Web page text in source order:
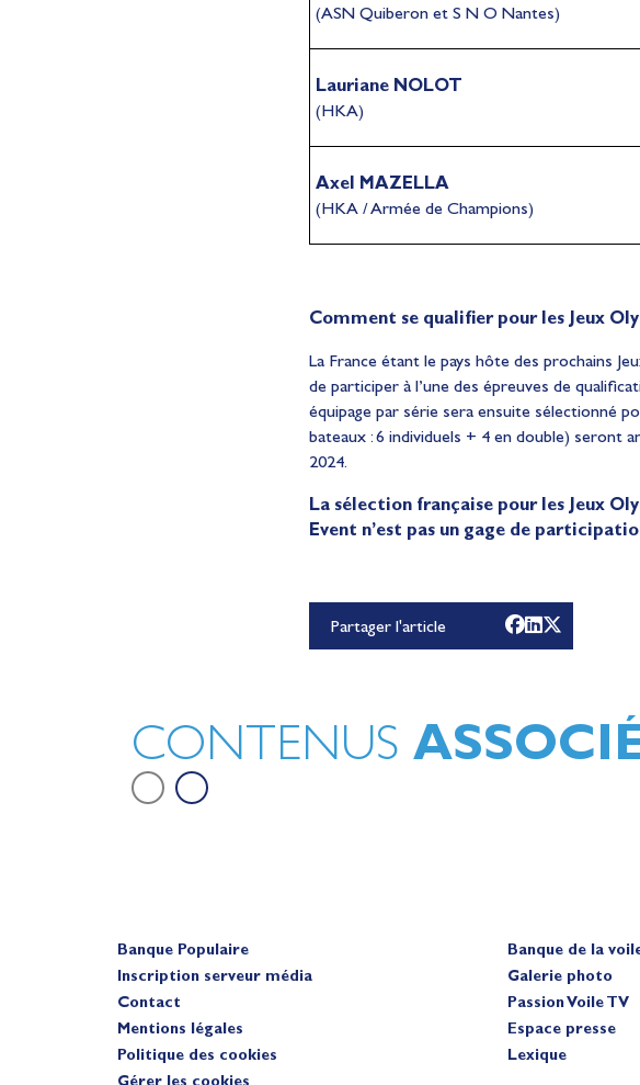
(ASN Quiberon et S N O Nantes)
Lauriane NOLOT
(HKA)
Axel MAZELLA
(HKA / Armée de Champions)
Comment se qualifier pour les Jeux
La France étant le pays hôte des prochains
de participer à l’une des épreuves de
équipage par série sera ensuite sélectionné
bateaux : 6 individuels + 4 en double) seront
2024.
La sélection française pour les Jeux
Event n’est pas un gage de
Partager l'article
CONTENUS
Lauriane Nolot en or à Long
Beach, sur le plan d'eau des Jeux
Banque Populaire
Inscription serveur média
Contact
Mentions légales
Politique des cookies
Gérer les cookies
Banque de la
Galerie photo
Passion Voile TV
Espace presse
Lexique